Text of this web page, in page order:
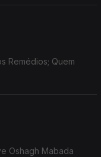
Remédios; Quem
Oshagh Mabada